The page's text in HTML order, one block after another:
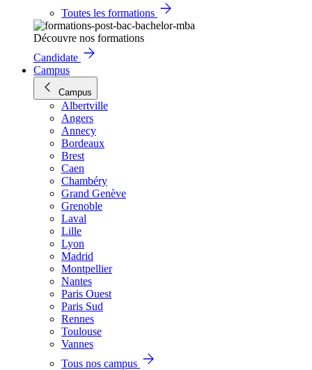
Toutes les formations
Découvre nos formations
Candidate
Campus
Campus
Albertville
Angers
Annecy
Bordeaux
Brest
Caen
Chambéry
Grand Genève
Grenoble
Laval
Lille
Lyon
Madrid
Montpellier
Nantes
Paris Ouest
Paris Sud
Rennes
Toulouse
Vannes
Tous nos campus